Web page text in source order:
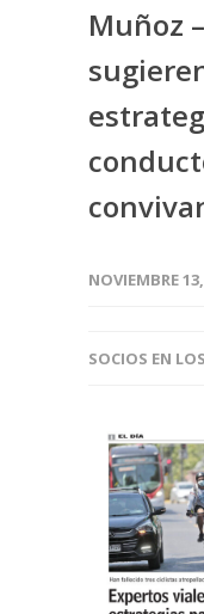
Muñoz
NOVIEMBRE
SOCIOS EN